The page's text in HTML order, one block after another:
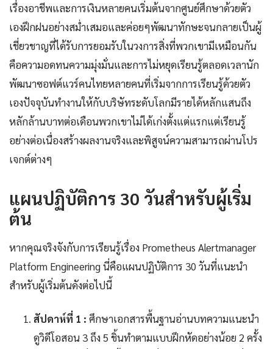
เรื่องอาชีพและการเงินหลายคนเริ่มต้นจากศูนย์ศึกษาด้วยตัว
เองฝึกฝนอย่างสม่ำเสมอและค่อยๆพัฒนาทักษะจนกลายเป็นผู้
เชี่ยวชาญที่ได้รับการยอมรับในวงการสิ่งที่พวกเขามีเหมือนกัน
คือความอดทนความมุ่งมั่นและการไม่หยุดเรียนรู้ตลอดเวลานัก
พัฒนาซอฟต์แวร์คนไทยหลายคนที่เริ่มจากการเรียนรู้ด้วยตัว
เองปัจจุบันทำงานให้กับบริษัทระดับโลกมีรายได้หลักแสนถึง
หลักล้านบาทต่อเดือนพวกเขาไม่ได้เก่งตั้งแต่แรกแต่เรียนรู้
อย่างต่อเนื่องสร้างผลงานจริงและพิสูจน์ความสามารถผ่านโปร
เจกต์ต่างๆ
แผนปฏิบัติการ 30 วันสำหรับผู้เริ่ม
ต้น
หากคุณจริงจังกับการเรียนรู้เรื่อง Prometheus Alertmanager
Platform Engineering นี่คือแผนปฏิบัติการ 30 วันที่แนะนำ
สำหรับผู้เริ่มต้นดังต่อไปนี้
สัปดาห์ที่ 1 : ศึกษาเอกสารพื้นฐานอ่านบทความแนะนำ
ดูวิดีโอสอน 3 ถึง 5 ชิ้นทำตามแบบฝึกหัดอย่างน้อย 2 ครั้ง